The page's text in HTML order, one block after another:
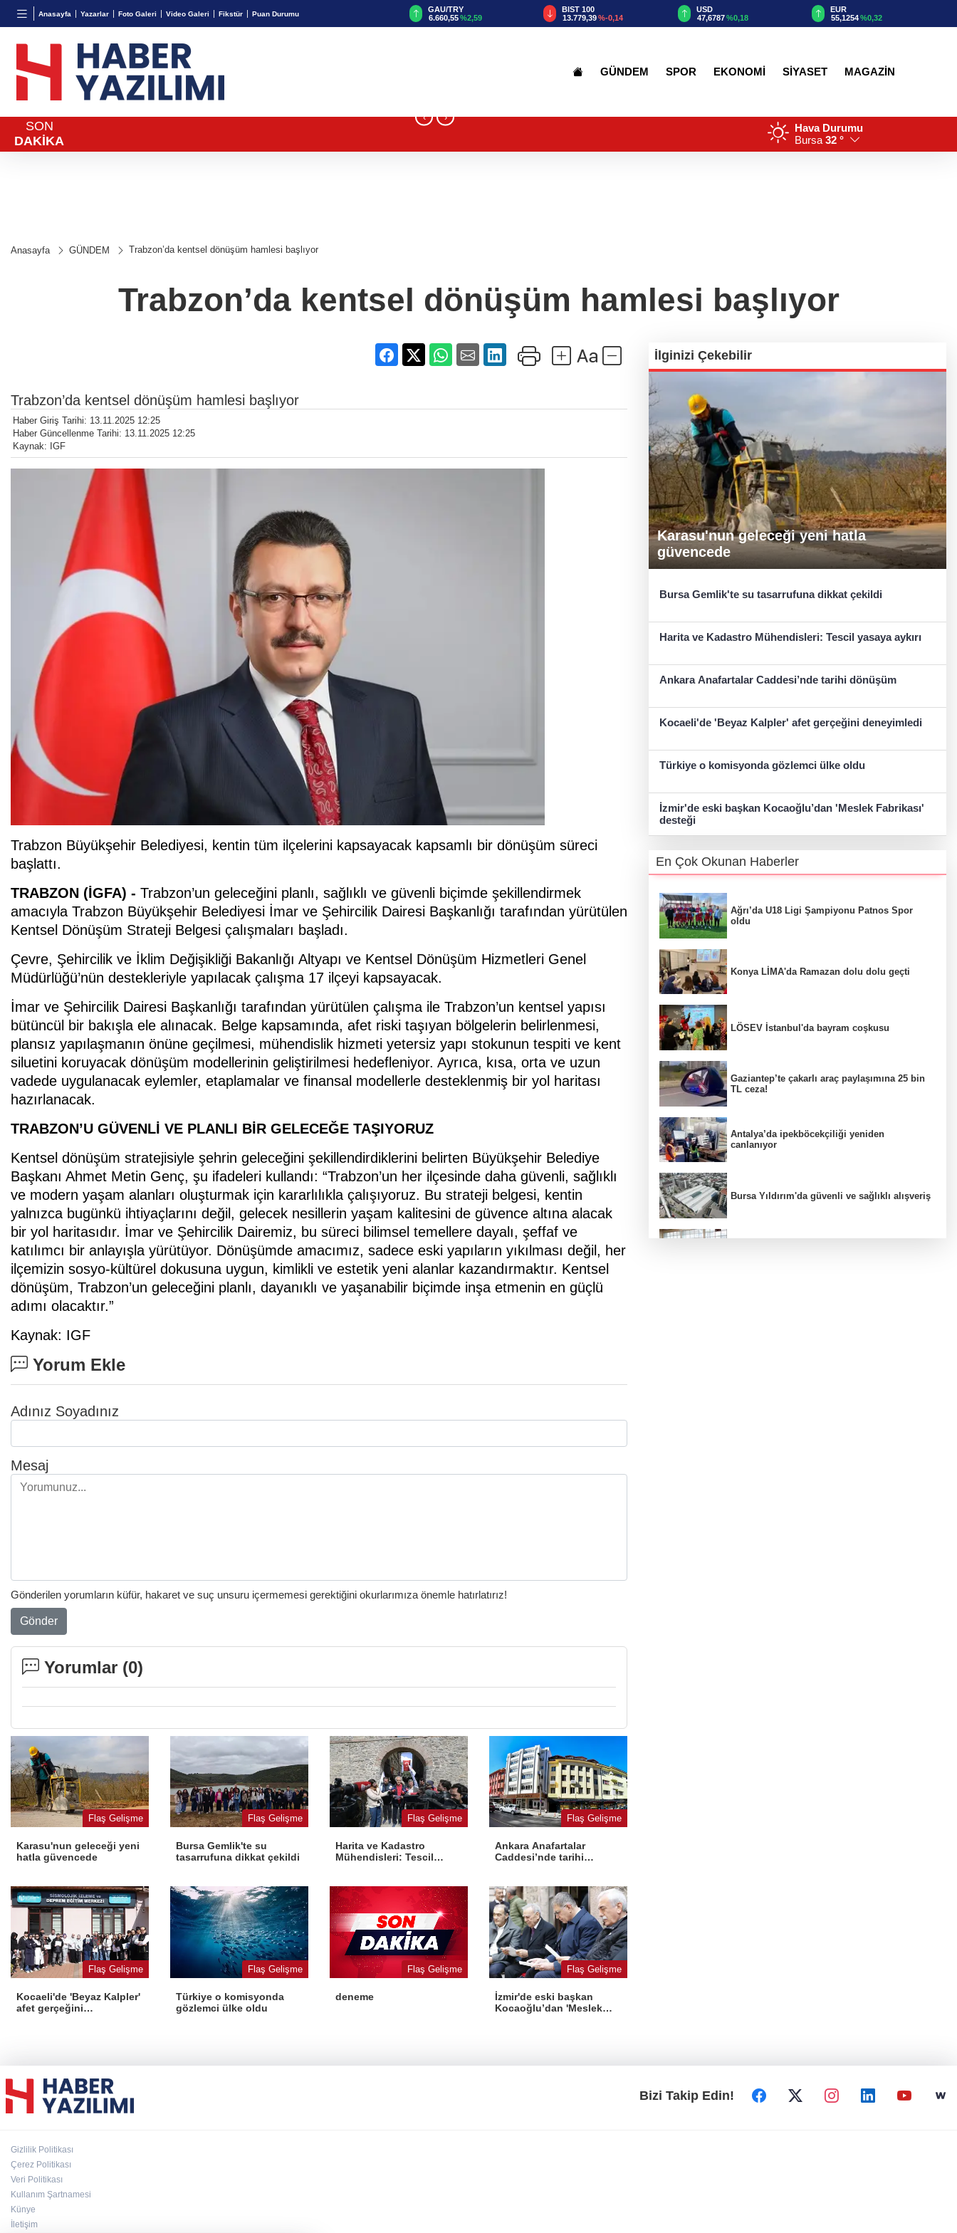
Anasayfa Yazarlar Foto Galeri Video Galeri Fikstür Puan Durumu
BGN
27,9743 %-0,22
VND
0,0018%0,32
6.660,55
BIST 100
13.779,39%-0,14
USD
47,6787%0,18
EUR
55,1254 %0,32
GBP
64,3468 %0,38
GÜNDEM SPOR EKONOMİ SİYASET MAGAZİN
SON
DAKİKA
‹ ›
Hava Durumu
Bursa 32 °
Anasayfa GÜNDEM Trabzon’da kentsel dönüşüm hamlesi başlıyor
Trabzon’da kentsel dönüşüm hamlesi başlıyor
Trabzon’da kentsel dönüşüm hamlesi başlıyor
Haber Giriş Tarihi: 13.11.2025 12:25
Haber Güncellenme Tarihi: 13.11.2025 12:25
Kaynak: IGF
Trabzon Büyükşehir Belediyesi, kentin tüm ilçelerini kapsayacak kapsamlı bir dönüşüm süreci
başlattı.
TRABZON (İGFA) - Trabzon’un geleceğini planlı, sağlıklı ve güvenli biçimde şekillendirmek
amacıyla Trabzon Büyükşehir Belediyesi İmar ve Şehircilik Dairesi Başkanlığı tarafından yürütülen
Kentsel Dönüşüm Strateji Belgesi çalışmaları başladı.
Çevre, Şehircilik ve İklim Değişikliği Bakanlığı Altyapı ve Kentsel Dönüşüm Hizmetleri Genel
Müdürlüğü’nün destekleriyle yapılacak çalışma 17 ilçeyi kapsayacak.
İmar ve Şehircilik Dairesi Başkanlığı tarafından yürütülen çalışma ile Trabzon’un kentsel yapısı
bütüncül bir bakışla ele alınacak. Belge kapsamında, afet riski taşıyan bölgelerin belirlenmesi,
plansız yapılaşmanın önüne geçilmesi, mühendislik hizmeti yetersiz yapı stokunun tespiti ve kent
siluetini koruyacak dönüşüm modellerinin geliştirilmesi hedefleniyor. Ayrıca, kısa, orta ve uzun
vadede uygulanacak eylemler, etaplamalar ve finansal modellerle desteklenmiş bir yol haritası
hazırlanacak.
TRABZON’U GÜVENLİ VE PLANLI BİR GELECEĞE TAŞIYORUZ
Kentsel dönüşüm stratejisiyle şehrin geleceğini şekillendirdiklerini belirten Büyükşehir Belediye
Başkanı Ahmet Metin Genç, şu ifadeleri kullandı: “Trabzon’un her ilçesinde daha güvenli, sağlıklı
ve modern yaşam alanları oluşturmak için kararlılıkla çalışıyoruz. Bu strateji belgesi, kentin
yalnızca bugünkü ihtiyaçlarını değil, gelecek nesillerin yaşam kalitesini de güvence altına alacak
bir yol haritasıdır. İmar ve Şehircilik Dairemiz, bu süreci bilimsel temellere dayalı, şeffaf ve
katılımcı bir anlayışla yürütüyor. Dönüşümde amacımız, sadece eski yapıların yıkılması değil, her
ilçemizin sosyo-kültürel dokusuna uygun, kimlikli ve estetik yeni alanlar kazandırmaktır. Kentsel
dönüşüm, Trabzon’un geleceğini planlı, dayanıklı ve yaşanabilir biçimde inşa etmenin en güçlü
adımı olacaktır.”
Kaynak: IGF
Yorum Ekle
Adınız Soyadınız
Mesaj
Gönderilen yorumların küfür, hakaret ve suç unsuru içermemesi gerektiğini okurlarımıza önemle hatırlatırız!
Gönder
Yorumlar (0)
Flaş Gelişme
Karasu'nun geleceği yeni
hatla güvencede
Flaş Gelişme
Bursa Gemlik'te su
tasarrufuna dikkat çekildi
Flaş Gelişme
Harita ve Kadastro
Mühendisleri: Tescil
Flaş Gelişme
Ankara Anafartalar
Caddesi’nde tarihi
Flaş Gelişme
Kocaeli'de 'Beyaz Kalpler'
afet gerçeğini
Flaş Gelişme
Türkiye o komisyonda
gözlemci ülke oldu
Flaş Gelişme
deneme
Flaş Gelişme
İzmir'de eski başkan
Kocaoğlu’dan 'Meslek
İlginizi Çekebilir
Karasu'nun geleceği yeni hatla
güvencede
Bursa Gemlik'te su tasarrufuna dikkat çekildi
Harita ve Kadastro Mühendisleri: Tescil yasaya aykırı
Ankara Anafartalar Caddesi’nde tarihi dönüşüm
Kocaeli'de 'Beyaz Kalpler' afet gerçeğini deneyimledi
Türkiye o komisyonda gözlemci ülke oldu
İzmir'de eski başkan Kocaoğlu’dan 'Meslek Fabrikası'
desteği
En Çok Okunan Haberler
Ağrı’da U18 Ligi Şampiyonu Patnos Spor
oldu
Konya LİMA'da Ramazan dolu dolu geçti
LÖSEV İstanbul'da bayram coşkusu
Gaziantep’te çakarlı araç paylaşımına 25 bin
TL ceza!
Antalya’da ipekböcekçiliği yeniden
canlanıyor
Bursa Yıldırım'da güvenli ve sağlıklı alışveriş
Bizi Takip Edin!
Gizlilik Politikası
Çerez Politikası
Veri Politikası
Kullanım Şartnamesi
Künye
İletişim